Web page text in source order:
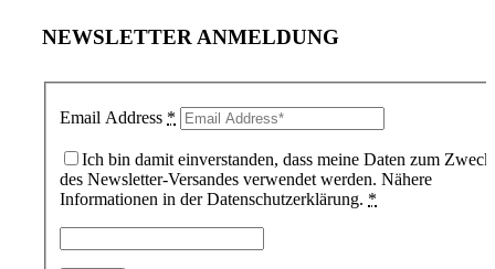
NEWSLETTER ANMELDUNG
Email Address *
Ich bin damit einverstanden, dass meine Daten zum Zweck
des Newsletter-Versandes verwendet werden. Nähere
Informationen in der Datenschutzerklärung. *